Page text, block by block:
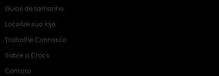
Guias de tamanho
Localize sua loja
Trabalhe Connosco
Sobre a Crocs
Contato